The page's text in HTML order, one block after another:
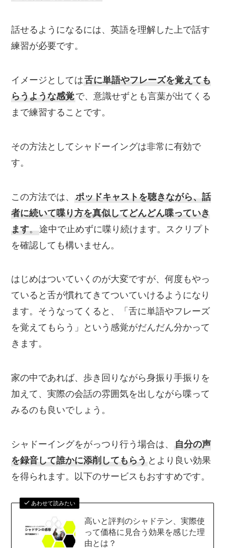
話せるようになるには、英語を理解した上で話す
練習が必要です。
イメージとしては舌に単語やフレーズを覚えても
らうような感覚で、意識せずとも言葉が出てくる
まで練習することです。
その方法としてシャドーイングは非常に有効で
す。
この方法では、 ポッドキャストを聴きながら、話
者に続いて喋り方を真似してどんどん喋っていき
ます。 途中で止めずに喋り続けます。スクリプト
を確認しても構いません。
はじめはついていくのが大変ですが、何度もやっ
ていると舌が慣れてきてついていけるようになり
ます。そうなってくると、「舌に単語やフレーズ
を覚えてもらう」という感覚がだんだん分かって
きます。
家の中であれば、歩き回りながら身振り手振りを
加えて、実際の会話の雰囲気を出しながら喋って
みるのも良いでしょう。
シャドーイングをがっつり行う場合は、
自分の声
を録音して誰かに添削してもらう とより良い効果
を得られます。以下のサービスもおすすめです。
あわせて読みたい
高いと評判のシャドテン、実際使
って価格に見合う効果を感じた理
由とは？